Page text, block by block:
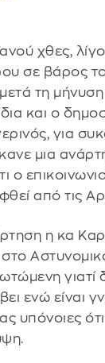
χθες,
σε βάρος
τη
και ο
για
μια
ο
από τις
η κα
γιατί
ενώ είναι
υπόνοιες